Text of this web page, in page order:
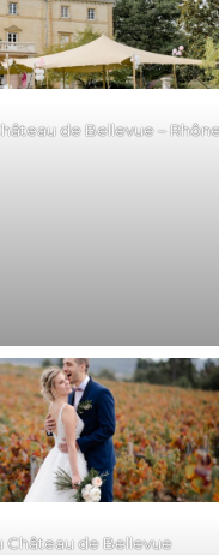
de Bellevue –
Château de Bellevue